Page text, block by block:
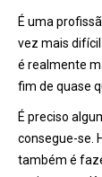
É uma
vez mais
é realmente
fim de quase
É preciso
consegue-se.
também é